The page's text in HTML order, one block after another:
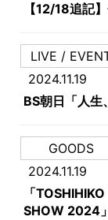
【12/18追記
LIVE /
2024.11.19
BS朝日「人生
GOODS
2024.11.19
「
SHOW 2024